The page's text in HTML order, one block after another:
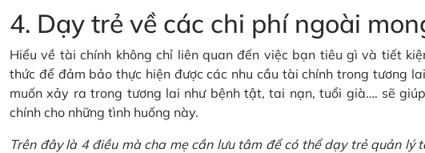
4. Dạy trẻ về các chi phí ngoài
Hiểu về tài chính không chỉ liên quan đến việc bạn tiêu gì và tiết
thức để đảm bảo thực hiện được các nhu cầu tài chính trong tương
muốn xảy ra trong tương lai như bệnh tật, tai nạn, tuổi già…. sẽ
chính cho những tình huống này.
Trên đây là 4 điều mà cha mẹ cần lưu tâm để có thể dạy trẻ quản lý